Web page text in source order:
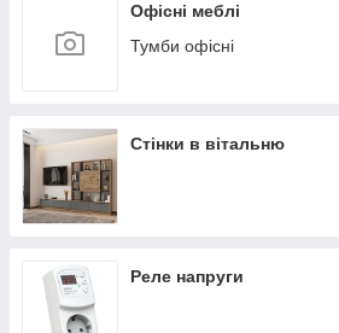
Офісні меблі
Тумби офісні
Стінки в вітальню
Реле напруги